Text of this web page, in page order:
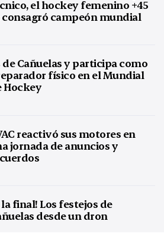
el hockey femenino +45
consagró campeón mundial
de Cañuelas y participa como
físico en el Mundial
Hockey
reactivó sus motores en
jornada de anuncios y
la final! Los festejos de
desde un dron